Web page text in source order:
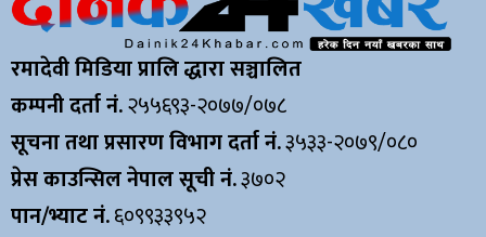
रमादेवी मिडिया प्रालि द्धारा सञ्चालित
कम्पनी दर्ता नं.२५५६९३-२०७७/०७८
सूचना तथा प्रसारण विभाग दर्ता नं.३५३३-२०७९/०८०
प्रेस काउन्सिल नेपाल सूची नं.३७०२
पान/भ्याट नं.६०९९३३९५२